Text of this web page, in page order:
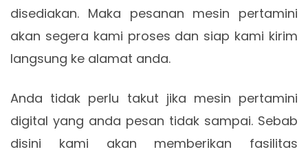
disediakan. Maka pesanan mesin pertamini
akan segera kami proses dan siap kami kirim
langsung ke alamat anda.
Anda tidak perlu takut jika mesin pertamini
digital yang anda pesan tidak sampai. Sebab
disini kami akan memberikan fasilitas